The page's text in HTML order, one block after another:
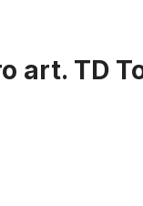
art. TD